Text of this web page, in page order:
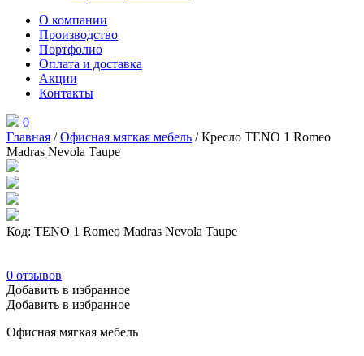
О компании
Производство
Портфолио
Оплата и доставка
Акции
Контакты
0
Главная /Офисная мягкая мебель / Кресло TENO 1 Romeo
Madras Nevola Taupe
Код: TENO 1 Romeo Madras Nevola Taupe
0 отзывов
Добавить в избранное
Добавить в избранное
Офисная мягкая мебель